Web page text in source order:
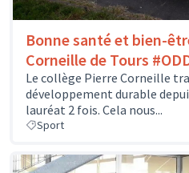
Bonne santé et bien-
Corneille de Tours
Le collège Pierre Corneille
développement durable
lauréat 2 fois. Cela nous...
Sport